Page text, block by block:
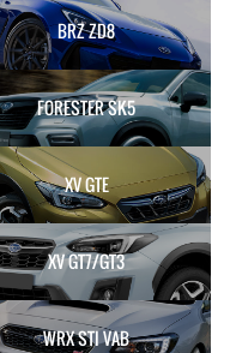
BRZ ZD8
FORESTER SK5
XV GTE
XV GT7/GT3
WRX STI VAB